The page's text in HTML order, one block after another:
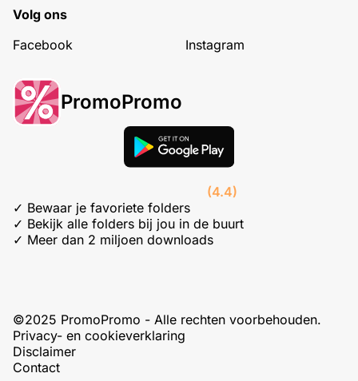
Volg ons
Facebook
Instagram
PromoPromo
(4.4)
✓ Bewaar je favoriete folders
✓ Bekijk alle folders bij jou in de buurt
✓ Meer dan 2 miljoen downloads
©2025 PromoPromo - Alle rechten voorbehouden.
Privacy- en cookieverklaring
Disclaimer
Contact